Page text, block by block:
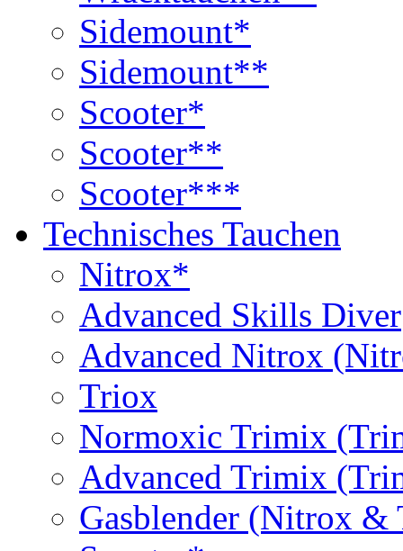
Sidemount*
Sidemount**
Scooter*
Scooter**
Scooter***
Technisches Tauchen
Nitrox*
Advanced Skills Diver
Advanced Nitrox
Triox
Normoxic Trimix
Advanced Trimix
Gasblender (Nitrox